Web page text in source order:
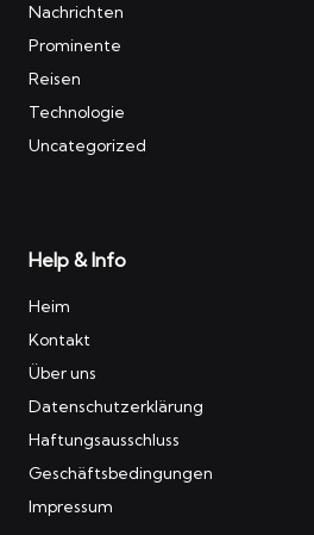
Nachrichten
Prominente
Reisen
Technologie
Uncategorized
Help & Info
Heim
Kontakt
Über uns
Datenschutzerklärung
Haftungsausschluss
Geschäftsbedingungen
Impressum